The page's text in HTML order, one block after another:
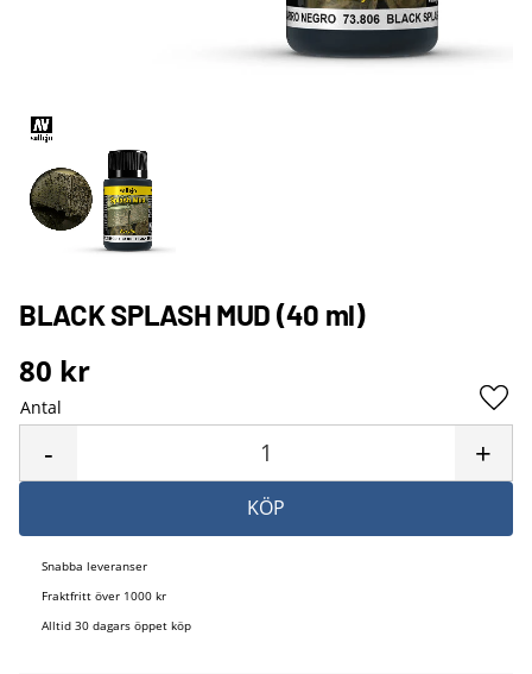
BLACK SPLASH MUD (40 ml)
80 kr
Antal
+
-
KÖP
Snabba leveranser
Fraktfritt över 1000 kr
Alltid 30 dagars öppet köp